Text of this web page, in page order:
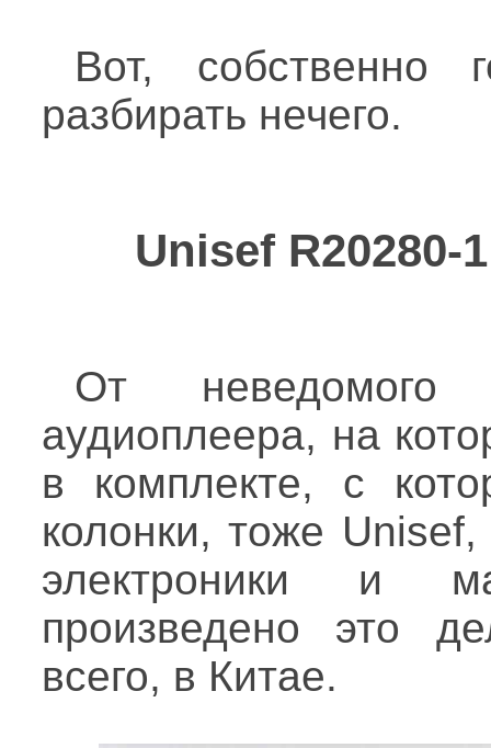
Вот, собственно
разбирать нечего.
Unisef R20280-
От неведомого
аудиоплеера, на
в комплекте, с
колонки, тоже
электроники и
произведено это
всего, в Китае.